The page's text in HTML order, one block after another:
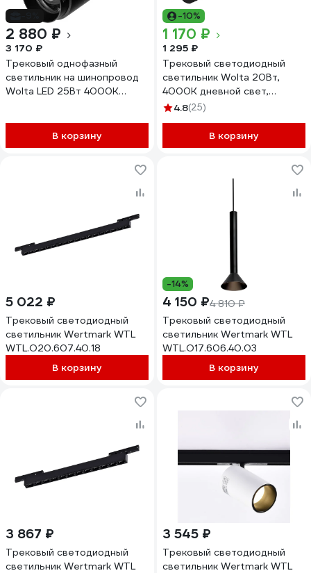
2 880 ₽
3 170 ₽
Трековый однофазный
светильник на шинопровод
Wolta LED 25Вт 4000К
В корзину
-10%
1 170 ₽
1 295 ₽
Трековый светодиодный
светильник Wolta 20Вт,
4000К дневной свет,
1800лм, степень защиты
черный WTL-20W/04B
4.8(25)
В корзину
5 022 ₽
Трековый светодиодный
светильник Wertmark WTL
WTL.O20.607.40.18
В корзину
-14%
4 150 ₽4 810 ₽
Трековый светодиодный
светильник Wertmark WTL
WTL.O17.606.40.03
В корзину
3 867 ₽
Трековый светодиодный
светильник Wertmark WTL
3 545 ₽
Трековый светодиодный
светильник Wertmark WTL